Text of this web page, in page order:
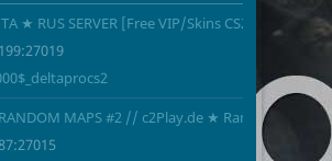
★ RUS SERVER [Free VIP/Skins CS2] 18+
MAPS #2 // c2Play.de ★ Ranked18/64
cs_italy